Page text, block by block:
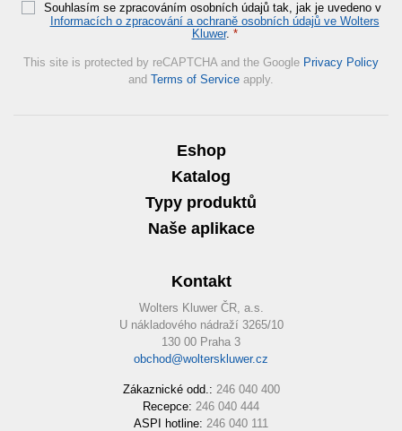
Souhlasím se zpracováním osobních údajů tak, jak je uvedeno v
Informacích o zpracování a ochraně osobních údajů ve Wolters
Kluwer. *
This site is protected by reCAPTCHA and the Google Privacy Policy
and Terms of Service apply.
Eshop
Katalog
Typy produktů
Naše aplikace
Kontakt
Wolters Kluwer ČR, a.s.
U nákladového nádraží 3265/10
130 00 Praha 3
obchod@wolterskluwer.cz
Zákaznické odd.: 246 040 400
Recepce: 246 040 444
ASPI hotline: 246 040 111